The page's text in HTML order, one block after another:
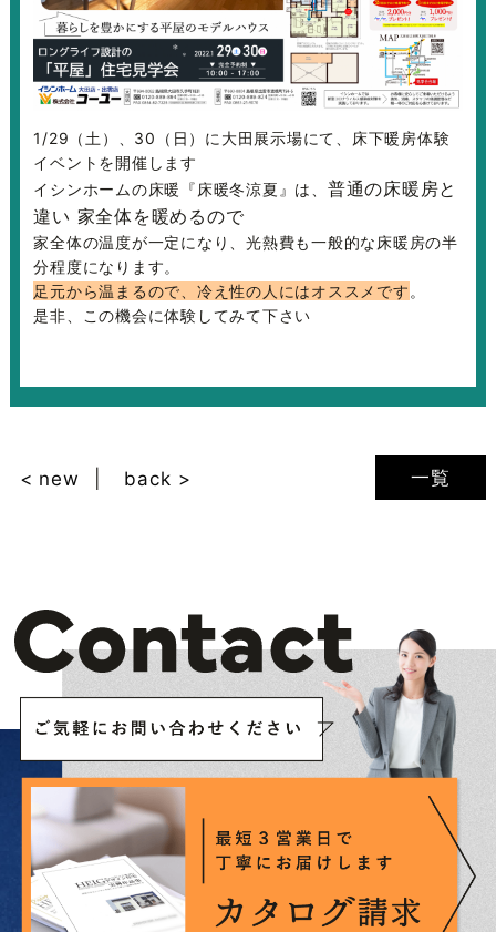
1/29（土）、30（日）に大田展示場にて、床下暖房体験
イベントを開催します
イシンホームの床暖『床暖冬涼夏』は、 普通の床暖房と
違い 家全体を暖めるので
家全体の温度が一定になり、光熱費も一般的な床暖房の半
分程度になります。
足元から温まるので、冷え性の人にはオススメです 。
是非、この機会に体験してみて下さい
一覧
< new back >